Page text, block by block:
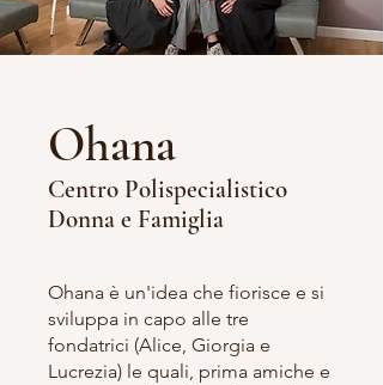
Ohana
Centro Polispecialistico
Donna e Famiglia
Ohana è un'idea che fiorisce e si
sviluppa in capo alle tre
fondatrici (Alice, Giorgia e
Lucrezia) le quali, prima amiche e